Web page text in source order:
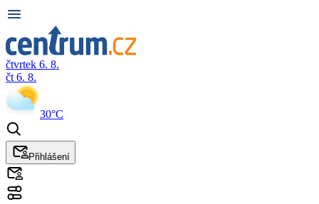
čtvrtek 6. 8.
čt 6. 8.
30°C
Přihlášení